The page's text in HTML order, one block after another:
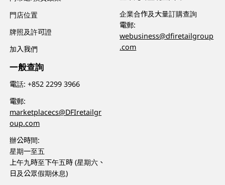
門店位置
牌照及許可證
加入我們
一般查詢
電話:+852 2299 3966
電郵:
marketplacecs@DFIretailgr
oup.com
辦公時間:
星期一至五
上午九時至下午五時 (星期六、
日及公眾假期休息)
企業合作及大量訂購查詢
電郵:
webusiness@dfiretailgroup
.com